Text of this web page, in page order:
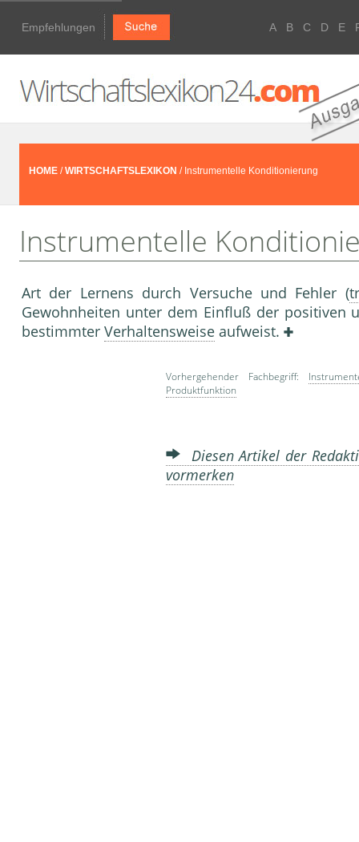
Empfehlungen A B C D E
HOME /WIRTSCHAFTSLEXIKON / Instrumentelle Konditionierung
Instrumentelle
Art der Lernens durch Versuche und Fehler (
Gewohnheiten unter dem Einfluß der positiven
bestimmter Verhaltensweise aufweist.
Vorhergehender Fachbegriff:
Produktfunktion
Diesen Artikel der
vormerken